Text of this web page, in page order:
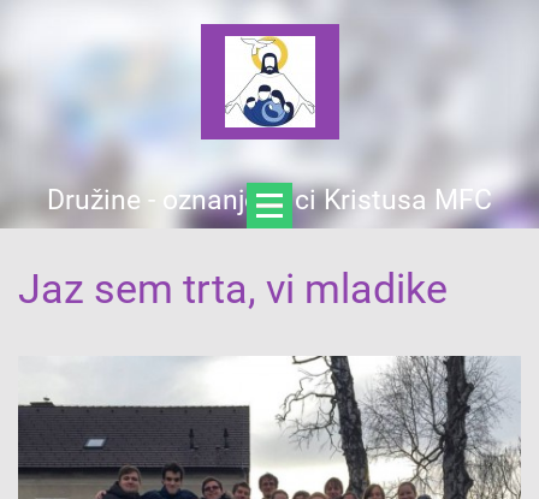
Družine - oznanjevalci Kristusa MFC
Jaz sem trta, vi mladike